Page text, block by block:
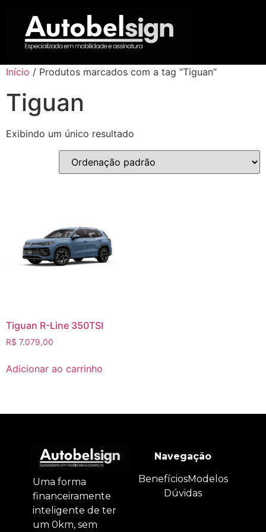
Início / Produtos marcados com a tag “Tiguan”
Tiguan
Exibindo um único resultado
Tiguan R-Line 350TSI
R$ 7.079,00
Adicionar ao carrinho
Uma forma
financeiramente
inteligente de ter
um 0km, sem
Navegação
BenefíciosModelos
Dúvidas